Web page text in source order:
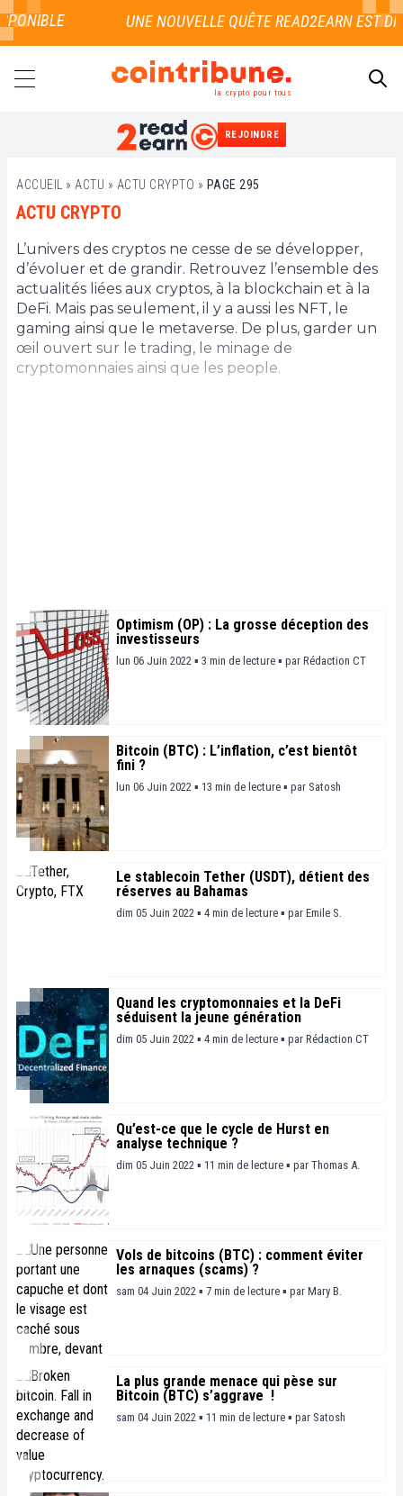
la crypto pour tous
REJOINDRE
ACCUEIL » ACTU » ACTU CRYPTO » PAGE 295
ACTU CRYPTO
L’univers des cryptos ne cesse de se développer,
d’évoluer et de grandir. Retrouvez l’ensemble des
actualités liées aux cryptos, à la blockchain et à la
DeFi. Mais pas seulement, il y a aussi les NFT, le
gaming ainsi que le metaverse. De plus, garder un
œil ouvert sur le trading, le minage de
cryptomonnaies ainsi que les people.
Optimism (OP) : La grosse déception des
investisseurs
lun 06 Juin 2022 ▪ 3 min de lecture ▪ par Rédaction CT
Bitcoin (BTC) : L’inflation, c’est bientôt
fini ?
lun 06 Juin 2022 ▪ 13 min de lecture ▪ par Satosh
Le stablecoin Tether (USDT), détient des
réserves au Bahamas
dim 05 Juin 2022 ▪ 4 min de lecture ▪ par Emile S.
Quand les cryptomonnaies et la DeFi
séduisent la jeune génération
dim 05 Juin 2022 ▪ 4 min de lecture ▪ par Rédaction CT
Qu’est-ce que le cycle de Hurst en
analyse technique ?
dim 05 Juin 2022 ▪ 11 min de lecture ▪ par Thomas A.
Vols de bitcoins (BTC) : comment éviter
les arnaques (scams) ?
sam 04 Juin 2022 ▪ 7 min de lecture ▪ par Mary B.
La plus grande menace qui pèse sur
Bitcoin (BTC) s’aggrave !￼
sam 04 Juin 2022 ▪ 11 min de lecture ▪ par Satosh